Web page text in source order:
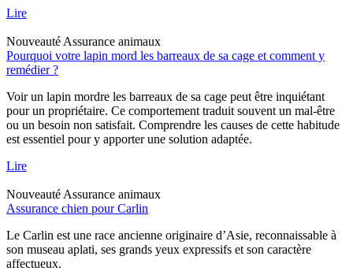
Lire
Nouveauté Assurance animaux
Pourquoi votre lapin mord les barreaux de sa cage et comment y
remédier ?
Voir un lapin mordre les barreaux de sa cage peut être inquiétant
pour un propriétaire. Ce comportement traduit souvent un mal-être
ou un besoin non satisfait. Comprendre les causes de cette habitude
est essentiel pour y apporter une solution adaptée.
Lire
Nouveauté Assurance animaux
Assurance chien pour Carlin
Le Carlin est une race ancienne originaire d’Asie, reconnaissable à
son museau aplati, ses grands yeux expressifs et son caractère
affectueux.